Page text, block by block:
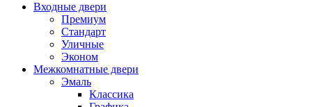
Входные двери
Премиум
Стандарт
Уличные
Эконом
Межкомнатные двери
Эмаль
Классика